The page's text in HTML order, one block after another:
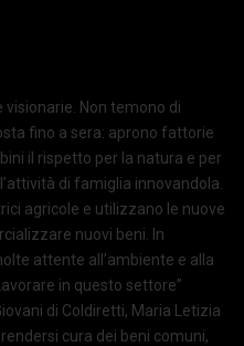
Non temono di
fino a sera: aprono fattorie
il rispetto per la natura e per
di famiglia innovandola.
agricole e utilizzano le nuove
nuovi beni. In
attente all’ambiente e alla
in questo settore”
di Coldiretti, Maria Letizia
cura dei beni comuni,